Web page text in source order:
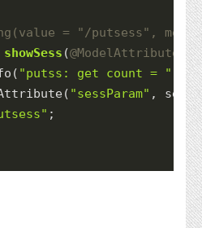
(value = "/putsess" ,
showSess (@ModelAttribute (
( "putss: get count = "
+
( "sessParam" ,
;